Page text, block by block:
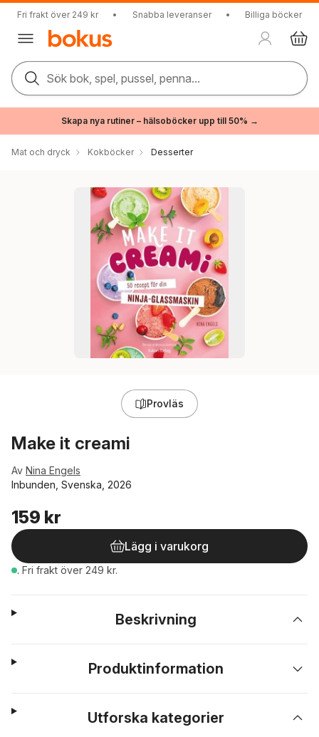
Fri frakt över 249 kr • Snabba leveranser • Billiga böcker
Sök bok, spel, pussel, penna...
Skapa nya rutiner – hälsoböcker upp till 50% →
Mat och dryck Kokböcker Desserter
Provläs
Make it creami
Av Nina Engels
Inbunden, Svenska, 2026
159 kr
Lägg i varukorg
. Fri frakt över 249 kr.
Beskrivning
Produktinformation
Utforska kategorier